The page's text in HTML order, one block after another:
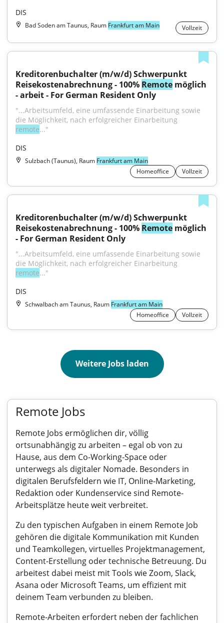
DIS
Bad Soden am Taunus, Raum Frankfurt am Main Vollzeit
Kreditorenbuchalter (m/w/d) Schwerpunkt
Reisekostenabrechnung - 100% Remote möglich
- arbeit - For German Resident Only
"...Arbeitsumfeld, eine umfassende Einarbeitung sowie
remote..."
DIS
Sulzbach (Taunus), Raum Frankfurt am Main
Homeoffice
Vollzeit
Kreditorenbuchalter (m/w/d) Schwerpunkt
Reisekostenabrechnung - 100% Remote möglich
- For German Resident Only
"...Arbeitsumfeld, eine umfassende Einarbeitung sowie
remote..."
DIS
Schwalbach am Taunus, Raum Frankfurt am Main
Homeoffice
Vollzeit
Weitere Jobs laden
Remote Jobs
Remote Jobs ermöglichen dir, völlig
ortsunabhängig zu arbeiten – egal ob von zu
Hause, aus dem Co-Working-Space oder
unterwegs als digitaler Nomade. Besonders in
digitalen Berufsfeldern wie IT, Online-Marketing,
Redaktion oder Kundenservice sind Remote-
Arbeitsplätze heute weit verbreitet.
Zu den typischen Aufgaben in einem Remote Job
gehören die digitale Kommunikation mit Kunden
und Teamkollegen, virtuelles Projektmanagement,
Content-Erstellung oder technische Betreuung. Du
arbeitest dabei meist mit Tools wie Zoom, Slack,
Asana oder Microsoft Teams, um effizient mit
deinem Team verbunden zu bleiben.
Remote-Arbeiten erfordert neben der fachlichen